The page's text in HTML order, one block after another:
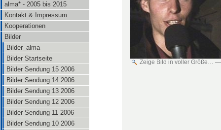
alma* - 2005 bis 2015
Kontakt & Impressum
Kooperationen
Bilder
Bilder_alma
Bilder Startseite
Bilder Sendung 15 2006
Bilder Sendung 14 2006
Bilder Sendung 13 2006
Bilder Sendung 12 2006
Bilder Sendung 11 2006
Bilder Sendung 10 2006
Zeige Bild in voller Größe…